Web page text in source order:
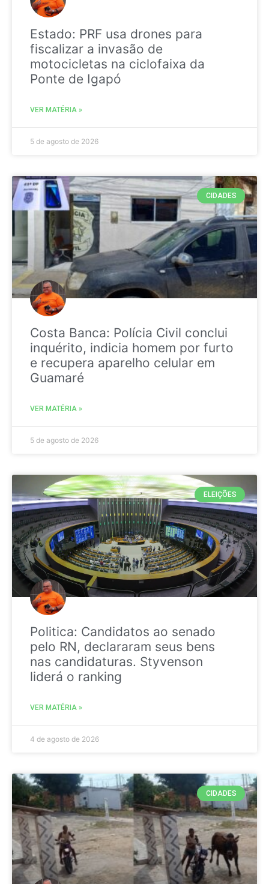
Estado: PRF usa drones para
fiscalizar a invasão de
motocicletas na ciclofaixa da
Ponte de Igapó
VER MATÉRIA »
5 de agosto de 2026
CIDADES
Costa Banca: Polícia Civil conclui
inquérito, indicia homem por furto
e recupera aparelho celular em
Guamaré
VER MATÉRIA »
5 de agosto de 2026
ELEIÇÕES
Politica: Candidatos ao senado
pelo RN, declararam seus bens
nas candidaturas. Styvenson
liderá o ranking
VER MATÉRIA »
4 de agosto de 2026
CIDADES